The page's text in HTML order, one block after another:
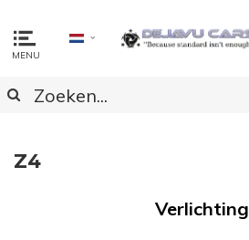
MENU
Z4
Verlichting